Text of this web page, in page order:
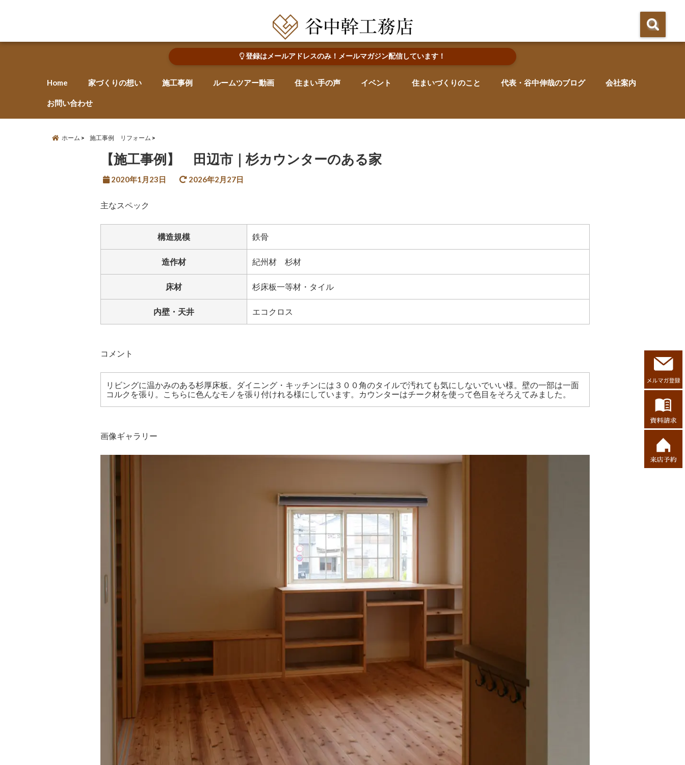
登録はメールアドレスのみ！メールマガジン配信しています！
Home 家づくりの想い 施工事例 ルームツアー動画 住まい手の声 イベント 住まいづくりのこと 代表・谷中伸哉のブログ 会社案内
お問い合わせ
ホーム 施工事例 リフォーム
【施工事例】 田辺市｜杉カウンターのある家
2020年1月23日 2026年2月27日
主なスペック
構造規模 鉄骨
造作材 紀州材 杉材
床材 杉床板一等材・タイル
内壁・天井 エコクロス
コメント
リビングに温かみのある杉厚床板。ダイニング・キッチンには ３００角のタイルで汚れても気にしないでいい様。 壁の一部は一面
コルクを張り。
こちらに色んなモノを張り付けれる様に しています。 カウンターはチーク材を使って色目をそろえてみました。
画像ギャラリー